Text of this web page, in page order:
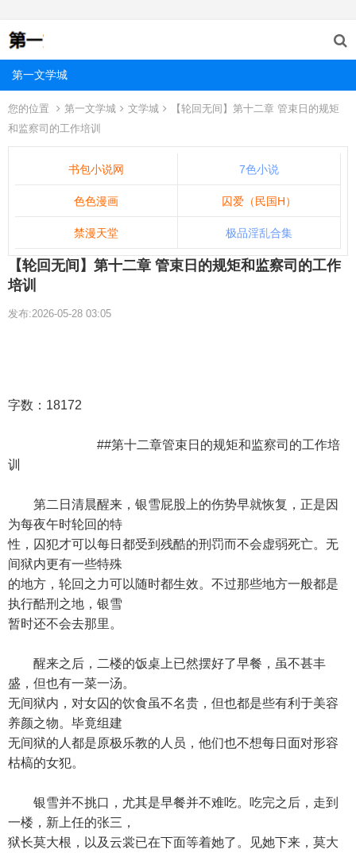
第一文学城
您的位置 第一文学城 文学城
【轮回无间】第十二章 管束日的规矩
和监察司的工作培训
书包小说网 7色小说
色色漫画 囚爱（民国H）
禁漫天堂 极品淫乱合集
【轮回无间】第十二章 管束日的规矩和监察司的工作
培训
发布:2026-05-28 03:05
字数：18172
##第十二章管束日的规矩和监察司的工作培
训
第二日清晨醒来，银雪屁股上的伤势早就恢复，正是因
为每夜午时轮回的特
性，囚犯才可以每日都受到残酷的刑罚而不会虚弱死亡。无
间狱内更有一些特殊
的地方，轮回之力可以随时都生效。不过那些地方一般都是
执行酷刑之地，银雪
暂时还不会去那里。
醒来之后，二楼的饭桌上已然摆好了早餐，虽不甚丰
盛，但也有一菜一汤。
无间狱内，对女囚的饮食虽不名贵，但也都是些有利于美容
养颜之物。毕竟组建
无间狱的人都是原极乐教的人员，他们也不想每日面对形容
枯槁的女犯。
银雪并不挑口，尤其是早餐并不难吃。吃完之后，走到
一楼，新上任的张三，
狱长莫大根，以及云裳已在下面等着她了。见她下来，莫大